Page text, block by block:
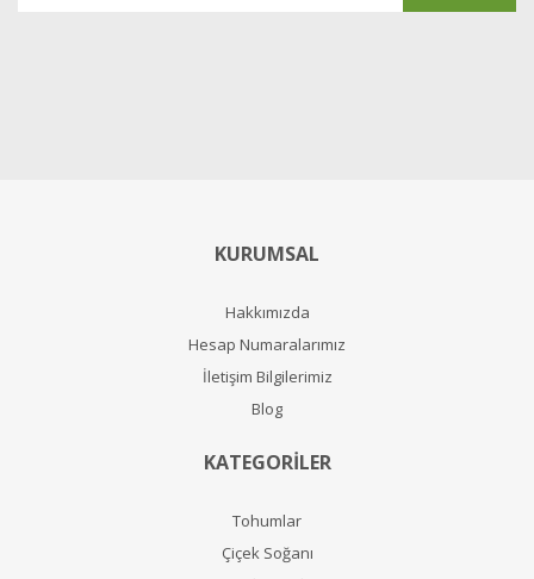
KURUMSAL
Hakkımızda
Hesap Numaralarımız
İletişim Bilgilerimiz
Blog
KATEGORİLER
Tohumlar
Çiçek Soğanı